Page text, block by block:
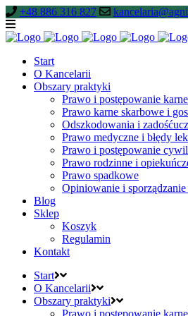
+48 886 316 827
Start
O Kancelarii
Obszary praktyki
Prawo i postępowanie karne
Prawo karne skarbowe i
Odszkodowania i
Prawo medyczne i błędy
Prawo i postępowanie
Prawo rodzinne i
Prawo spadkowe
Opiniowanie i
Blog
Sklep
Koszyk
Regulamin
Kontakt
Start
O Kancelarii
Obszary praktyki
Prawo i postępowanie karne